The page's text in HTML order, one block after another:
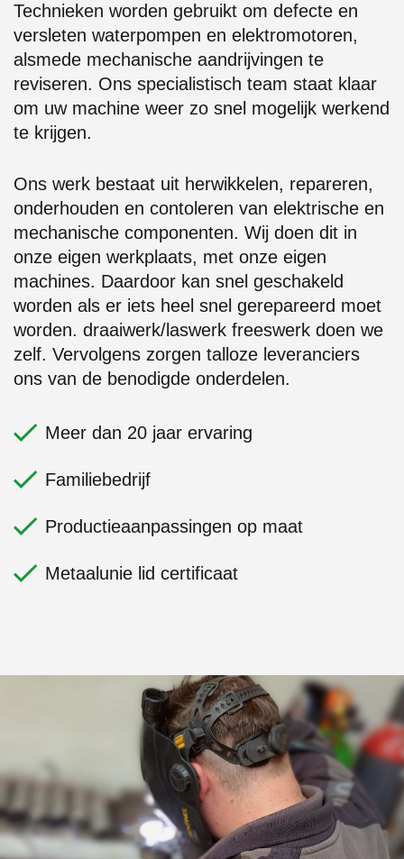
Technieken worden gebruikt om defecte en
versleten waterpompen en elektromotoren,
alsmede mechanische aandrijvingen te
reviseren. Ons specialistisch team staat klaar
om uw machine weer zo snel mogelijk werkend
te krijgen.
Ons werk bestaat uit herwikkelen, repareren,
onderhouden en contoleren van elektrische en
mechanische componenten. Wij doen dit in
onze eigen werkplaats, met onze eigen
machines. Daardoor kan snel geschakeld
worden als er iets heel snel gerepareerd moet
worden. draaiwerk/laswerk freeswerk doen we
zelf. Vervolgens zorgen talloze leveranciers
ons van de benodigde onderdelen.
Meer dan 20 jaar ervaring
Familiebedrijf
Productieaanpassingen op maat
Metaalunie lid certificaat